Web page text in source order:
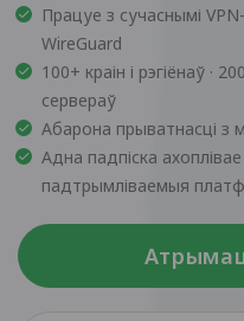
Працуе з сучаснымі
WireGuard
100+ краін і рэгіёнаў ·
сервераў
Абарона прыватнасці
Адна падпіска
падтрымліваемыя